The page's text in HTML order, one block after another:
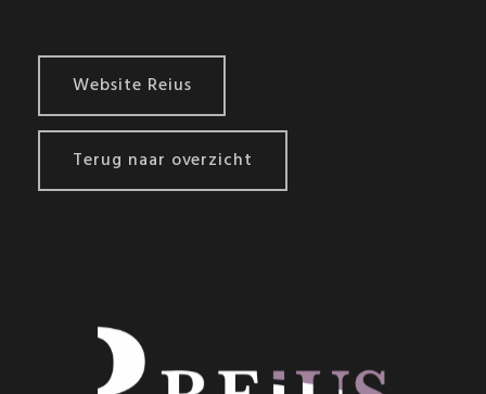
Website Reius
Terug naar overzicht